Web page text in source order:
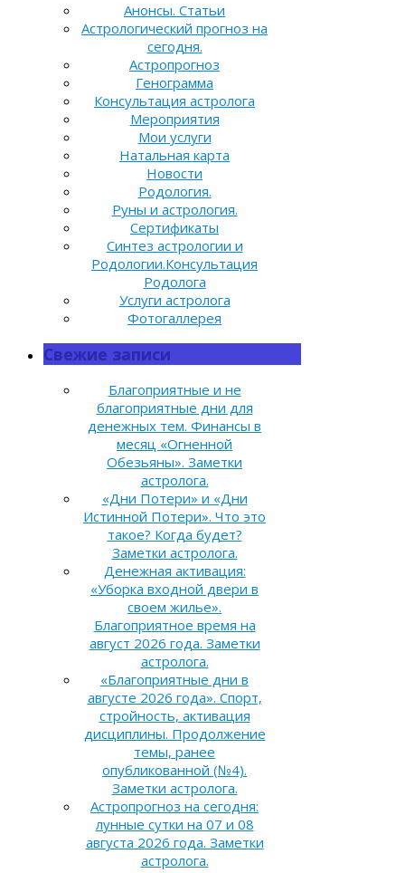
Анонсы. Статьи
Астрологический прогноз на
сегодня.
Астропрогноз
Генограмма
Консультация астролога
Мероприятия
Мои услуги
Натальная карта
Новости
Родология.
Руны и астрология.
Сертификаты
Синтез астрологии и
Родологии.Консультация
Родолога
Услуги астролога
Фотогаллерея
Свежие записи
Благоприятные и не
благоприятные дни для
денежных тем. Финансы в
месяц «Огненной
Обезьяны». Заметки
астролога.
«Дни Потери» и «Дни
Истинной Потери». Что это
такое? Когда будет?
Заметки астролога.
Денежная активация:
«Уборка входной двери в
своем жилье».
Благоприятное время на
август 2026 года. Заметки
астролога.
«Благоприятные дни в
августе 2026 года». Спорт,
стройность, активация
дисциплины. Продолжение
темы, ранее
опубликованной (№4).
Заметки астролога.
Астропрогноз на сегодня:
лунные сутки на 07 и 08
августа 2026 года. Заметки
астролога.